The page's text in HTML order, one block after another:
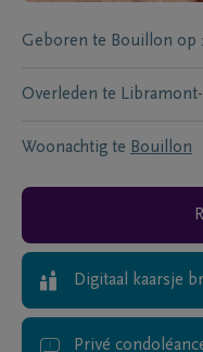
Geboren te Bouillon op
Overleden te
Woonachtig te Bouillon
Digitaal kaarsje
Privé